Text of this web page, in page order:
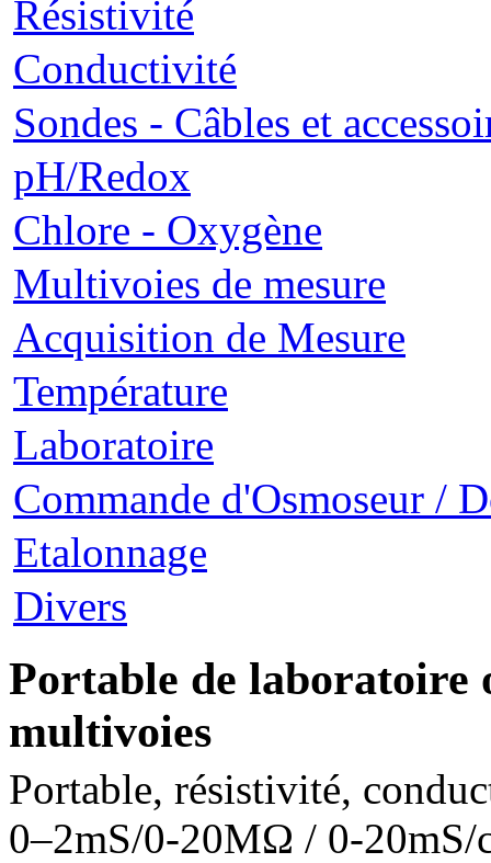
Résistivité
Conductivité
Sondes - Câbles et
pH/Redox
Chlore - Oxygène
Multivoies de mesure
Acquisition de Mesure
Température
Laboratoire
Commande d'Osmoseur /
Etalonnage
Divers
Portable de laboratoire
multivoies
Portable, résistivité,
0–2mS/0-20MΩ / 0-20mS/